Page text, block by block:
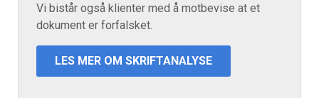
Vi bistår også klienter med å motbevise at et
dokument er forfalsket.
LES MER OM SKRIFTANALYSE